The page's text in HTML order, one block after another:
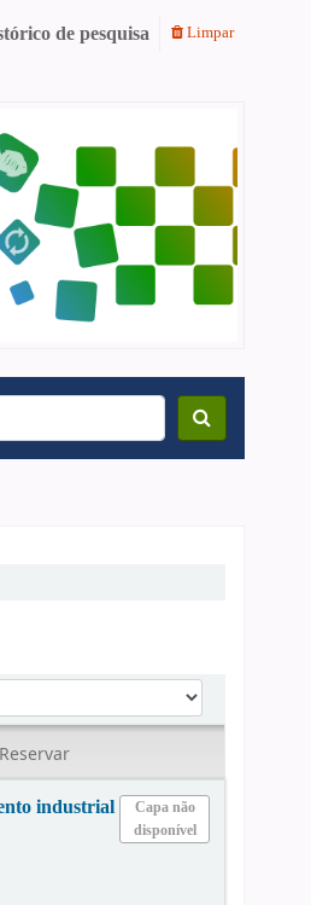
de pesquisa Limpar
Reservar
Capa não
disponível
industrial